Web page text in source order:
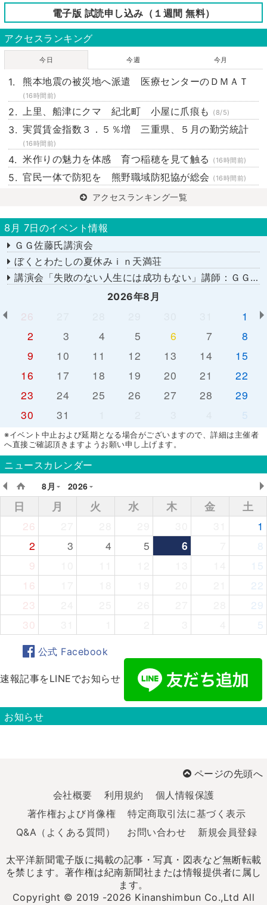
電子版 試読申し込み（１週間 無料）
アクセスランキング
今日 今週 今月
熊本地震の被災地へ派遣 医療センターのＤＭＡＴ
(16時間前)
上里、船津にクマ 紀北町 小屋に爪痕も (8/5)
実質賃金指数３．５％増 三重県、５月の勤労統計
(16時間前)
米作りの魅力を体感 育つ稲穂を見て触る (16時間前)
官民一体で防犯を 熊野職域防犯協が総会 (16時間前)
アクセスランキング一覧
8月 7日のイベント情報
ＧＧ佐藤氏講演会
ぼくとわたしの夏休みｉｎ天満荘
講演会「失敗のない人生には成功もない」講師：ＧＧ佐藤さん
2026年8月
26
1
2
3 4 5 6 7
8
9
10 11 12 13 14
15
16
17 18 19 20 21
22
23
24 25 26 27 28
29
30
31 5
※イベント中止および延期となる場合がございますので、詳細は主催者
へ直接ご確認頂きますようお願い申し上げます。
ニュースカレンダー
8月
2026
日 月 火 水 木 金
土
26
1
2
3 4 5 6
8
9
15
16
22
23
29
30
5
公式 Facebook
速報記事をLINEでお知らせ
お知らせ
ページの先頭へ
会社概要
利用規約
個人情報保護
著作権および肖像権
特定商取引法に基づく表示
Q&A（よくある質問）
お問い合わせ 新規会員登録
太平洋新聞電子版に掲載の記事・写真・図表など無断転載
を禁じます。著作権は紀南新聞社または情報提供者に属し
ます。
Copyright © 2019 -2026 Kinanshimbun Co.,Ltd All